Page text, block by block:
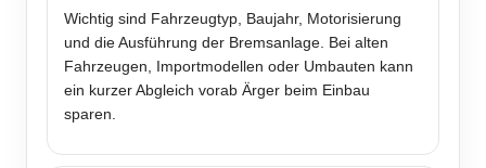
Wichtig sind Fahrzeugtyp, Baujahr, Motorisierung
und die Ausführung der Bremsanlage. Bei alten
Fahrzeugen, Importmodellen oder Umbauten kann
ein kurzer Abgleich vorab Ärger beim Einbau
sparen.